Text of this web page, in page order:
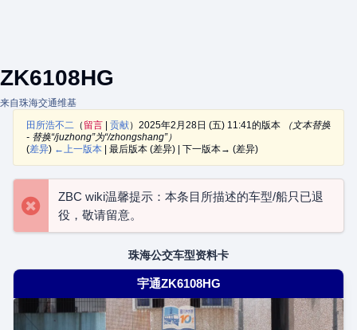
ZK6108HG
来自珠海交通维基
田所浩不二 （ 留言 贡献） 2025年2月28日 (五) 11:41的版本
（文本替换
- 替换“/juzhong”为“/zhongshang”）
(差异) ←上一版本 | 最后版本 (差异) | 下一版本→ (差异)
ZBC wiki温馨提示：本条目所描述的车型/船只已退
役，敬请留意。
珠海公交车型资料卡
宇通ZK6108HG